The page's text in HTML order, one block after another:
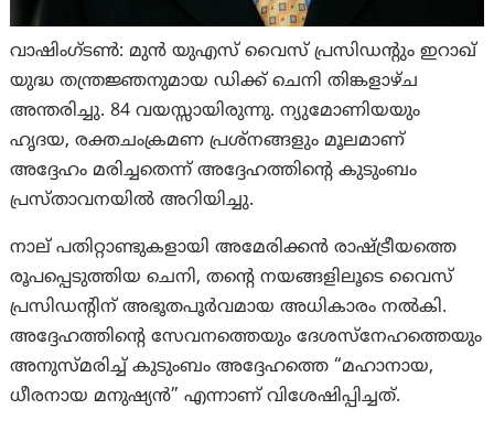
വാഷിംഗ്ടണ്‍: മുൻ യുഎസ് വൈസ് പ്രസിഡന്റും ഇറാഖ്
യുദ്ധ തന്ത്രജ്ഞനുമായ ഡിക്ക് ചെനി തിങ്കളാഴ്ച
അന്തരിച്ചു. 84 വയസ്സായിരുന്നു. ന്യുമോണിയയും
ഹൃദയ, രക്തചംക്രമണ പ്രശ്‌നങ്ങളും മൂലമാണ്
അദ്ദേഹം മരിച്ചതെന്ന് അദ്ദേഹത്തിന്റെ കുടുംബം
പ്രസ്താവനയില്‍ അറിയിച്ചു.
നാല് പതിറ്റാണ്ടുകളായി അമേരിക്കൻ രാഷ്ട്രീയത്തെ
രൂപപ്പെടുത്തിയ ചെനി, തന്റെ നയങ്ങളിലൂടെ വൈസ്
പ്രസിഡന്റിന് അഭൂതപൂർവമായ അധികാരം നൽകി.
അദ്ദേഹത്തിന്റെ സേവനത്തെയും ദേശസ്‌നേഹത്തെയും
അനുസ്മരിച്ച് കുടുംബം അദ്ദേഹത്തെ “മഹാനായ,
ധീരനായ മനുഷ്യൻ” എന്നാണ് വിശേഷിപ്പിച്ചത്.